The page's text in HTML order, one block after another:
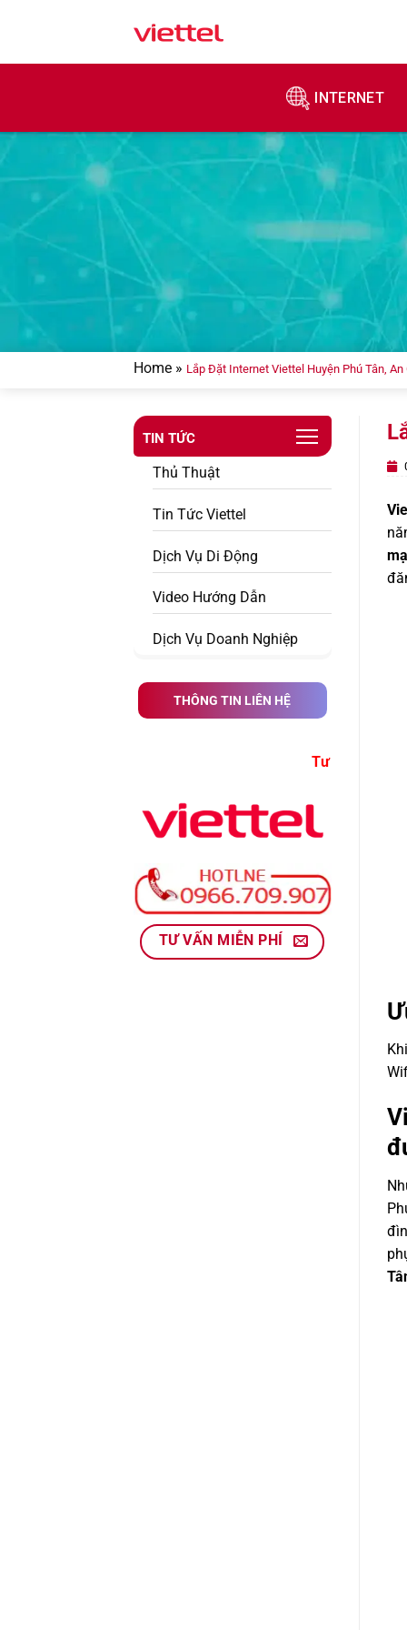
INTERNET
Home » Lắp Đặt Internet Viettel Huyện Phú Tân, An
TIN TỨC
Thủ Thuật
Tin Tức Viettel
Dịch Vụ Di Động
Video Hướng Dẫn
Dịch Vụ Doanh Nghiệp
THÔNG TIN LIÊN HỆ
TƯ VẤN MIỄN PHÍ
Khi